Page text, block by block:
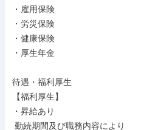
・雇用保険
・労災保険
・健康保険
・厚生年金
待遇・福利厚生
【福利厚生】
・昇給あり